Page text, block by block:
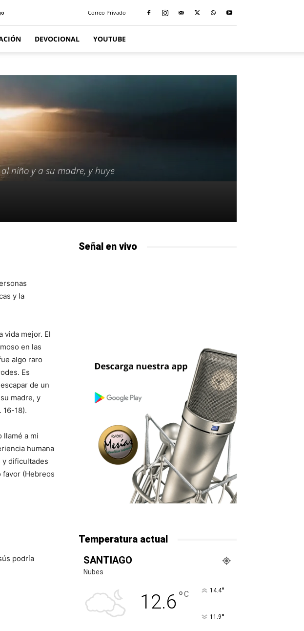
Correo Privado
DEVOCIONAL YOUTUBE
niño y a su madre, y huye
y la
vida mejor. El
en las
algo raro
Es
de un
madre, y
16-18).
llamé a mi
humana
y dificultades
favor (Hebreos
podría
Señal en vivo
Temperatura actual
SANTIAGO
Nubes
12.6°C 14.4°
11.9°